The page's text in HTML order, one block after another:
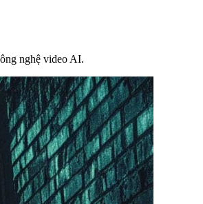
nghệ video AI.